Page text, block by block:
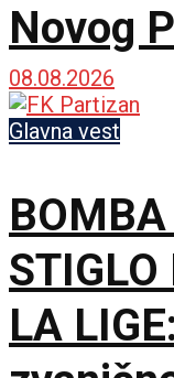
Novog
– Nije
smrti, ali
08.08.2026
Glavna vest
LA